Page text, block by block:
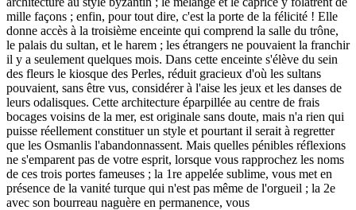
mille façons ; enfin, pour tout dire, c'est la porte de la félicité ! Elle
donne accès à la troisième enceinte qui comprend la salle du trône,
le palais du sultan, et le harem ; les étrangers ne pouvaient la franchir
il y a seulement quelques mois. Dans cette enceinte s'élève du sein
des fleurs le kiosque des Perles, réduit gracieux d'où les sultans
pouvaient, sans être vus, considérer à l'aise les jeux et les danses de
leurs odalisques. Cette architecture éparpillée au centre de frais
bocages voisins de la mer, est originale sans doute, mais n'a rien qui
puisse réellement constituer un style et pourtant il serait à regretter
que les Osmanlis l'abandonnassent. Mais quelles pénibles réflexions
ne s'emparent pas de votre esprit, lorsque vous rapprochez les noms
de ces trois portes fameuses ; la 1re appelée sublime, vous met en
présence de la vanité turque qui n'est pas même de l'orgueil ; la 2e
avec son bourreau naguère en permanence, vous